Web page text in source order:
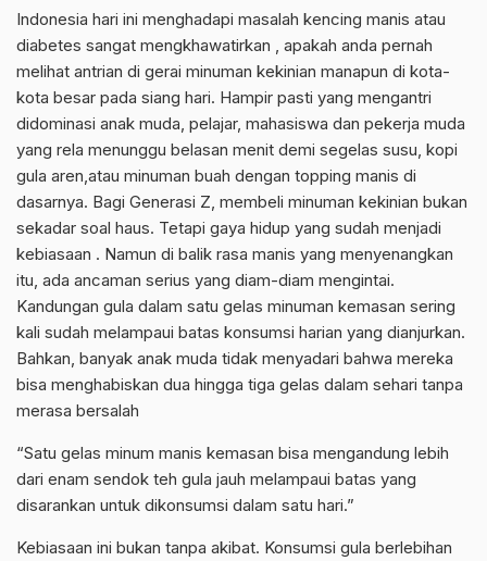
Indonesia hari ini menghadapi masalah kencing manis atau
diabetes sangat mengkhawatirkan , apakah anda pernah
melihat antrian di gerai minuman kekinian manapun di kota-
kota besar pada siang hari. Hampir pasti yang mengantri
didominasi anak muda, pelajar, mahasiswa dan pekerja muda
yang rela menunggu belasan menit demi segelas susu, kopi
gula aren,atau minuman buah dengan topping manis di
dasarnya. Bagi Generasi Z, membeli minuman kekinian bukan
sekadar soal haus. Tetapi gaya hidup yang sudah menjadi
kebiasaan . Namun di balik rasa manis yang menyenangkan
itu, ada ancaman serius yang diam-diam mengintai.
Kandungan gula dalam satu gelas minuman kemasan sering
kali sudah melampaui batas konsumsi harian yang dianjurkan.
Bahkan, banyak anak muda tidak menyadari bahwa mereka
bisa menghabiskan dua hingga tiga gelas dalam sehari tanpa
merasa bersalah
“Satu gelas minum manis kemasan bisa mengandung lebih
dari enam sendok teh gula jauh melampaui batas yang
disarankan untuk dikonsumsi dalam satu hari.”
Kebiasaan ini bukan tanpa akibat. Konsumsi gula berlebihan